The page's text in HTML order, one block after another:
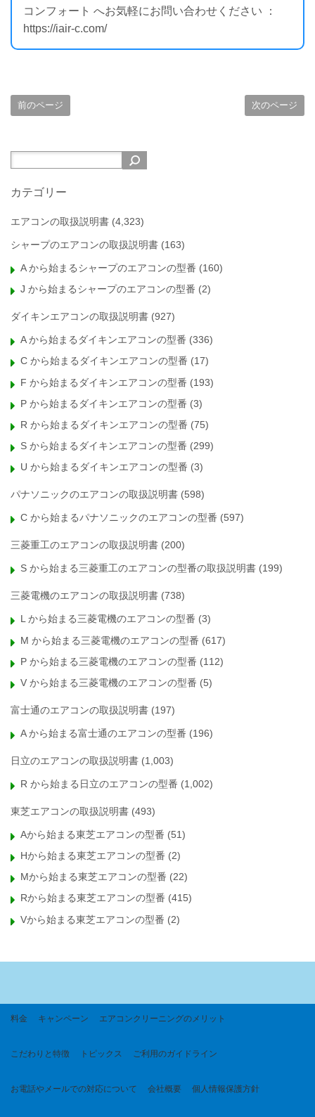
コンフォート へお気軽にお問い合わせください ：
https://iair-c.com/
前のページ 次のページ
カテゴリー
エアコンの取扱説明書 (4,323)
シャープのエアコンの取扱説明書 (163)
A から始まるシャープのエアコンの型番 (160)
J から始まるシャープのエアコンの型番 (2)
ダイキンエアコンの取扱説明書 (927)
A から始まるダイキンエアコンの型番 (336)
C から始まるダイキンエアコンの型番 (17)
F から始まるダイキンエアコンの型番 (193)
P から始まるダイキンエアコンの型番 (3)
R から始まるダイキンエアコンの型番 (75)
S から始まるダイキンエアコンの型番 (299)
U から始まるダイキンエアコンの型番 (3)
パナソニックのエアコンの取扱説明書 (598)
C から始まるパナソニックのエアコンの型番 (597)
三菱重工のエアコンの取扱説明書 (200)
S から始まる三菱重工のエアコンの型番の取扱説明書 (199)
三菱電機のエアコンの取扱説明書 (738)
L から始まる三菱電機のエアコンの型番 (3)
M から始まる三菱電機のエアコンの型番 (617)
P から始まる三菱電機のエアコンの型番 (112)
V から始まる三菱電機のエアコンの型番 (5)
富士通のエアコンの取扱説明書 (197)
A から始まる富士通のエアコンの型番 (196)
日立のエアコンの取扱説明書 (1,003)
R から始まる日立のエアコンの型番 (1,002)
東芝エアコンの取扱説明書 (493)
Aから始まる東芝エアコンの型番 (51)
Hから始まる東芝エアコンの型番 (2)
Mから始まる東芝エアコンの型番 (22)
Rから始まる東芝エアコンの型番 (415)
Vから始まる東芝エアコンの型番 (2)
料金 キャンペーン エアコンクリーニングのメリット
こだわりと特徴 トピックス ご利用のガイドライン
お電話やメールでの対応について 会社概要 個人情報保護方針